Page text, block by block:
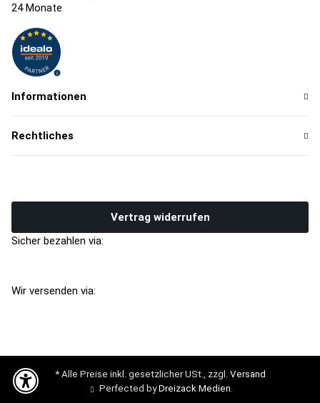
24 Monate
Informationen
Rechtliches
Vertrag widerrufen
Sicher bezahlen via:
Wir versenden via:
* Alle Preise inkl. gesetzlicher USt., zzgl. Versand
Perfected byDreizack Medien